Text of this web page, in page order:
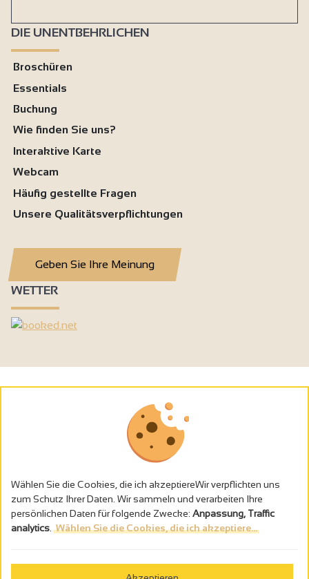
DIE UNENTBEHRLICHEN
Broschüren
Essentials
Buchung
Wie finden Sie uns?
Interaktive Karte
Webcam
Häufig gestellte Fragen
Unsere Qualitätsverpflichtungen
Geben Sie Ihre Meinung
WETTER
Alkoholmissbrauch ist gefährlich für die Gesundheit - trinken Sie in
Wählen Sie die Cookies, die ich akzeptiereWir verpflichten uns
zum Schutz Ihrer Daten. Wir sammeln und verarbeiten Ihre
persönlichen Daten für folgende Zwecke: Anpassung, Traffic
analytics Wählen Sie die Cookies, die ich akzeptiere...